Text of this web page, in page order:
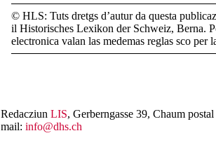
© HLS: Tuts dretgs d’autur da questa
il Historisches Lexikon der Schweiz, Berna.
electronica valan las medemas reglas sco per
Redacziun LIS, Gerberngasse 39, Chaum
mail: info@dhs.ch